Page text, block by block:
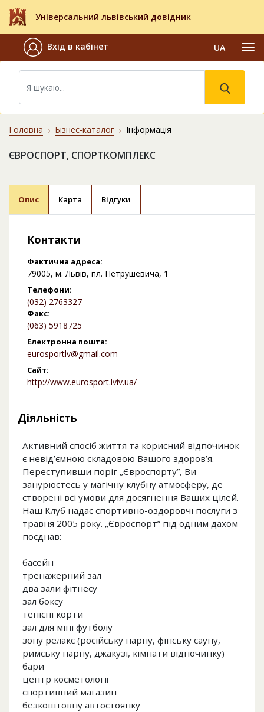
Універсальний львівський довідник
Вхід в кабінет UA
Головна Бізнес-каталог Інформація
ЄВРОСПОРТ, СПОРТКОМПЛЕКС
Опис Карта Відгуки
Контакти
Фактична адреса:
79005, м. Львів, пл. Петрушевича, 1
Телефони:
(032) 2763327
Факс:
(063) 5918725
Електронна пошта:
eurosportlv@gmail.com
Сайт:
http://www.eurosport.lviv.ua/
Діяльність
Активний спосіб життя та корисний відпочинок
є невід’ємною складовою Вашого здоров’я.
Переступивши поріг „Євроспорту”, Ви
занурюєтесь у магічну клубну атмосферу, де
створені всі умови для досягнення Ваших цілей.
Наш Клуб надає спортивно-оздоровчі послуги з
травня 2005 року. „Євроспорт” під одним дахом
поєднав:
басейн
тренажерний зал
два зали фітнесу
зал боксу
тенісні корти
зал для міні футболу
зону релакс (російську парну, фінську сауну,
римську парну, джакузі, кімнати відпочинку)
бари
центр косметології
спортивний магазин
безкоштовну автостоянку